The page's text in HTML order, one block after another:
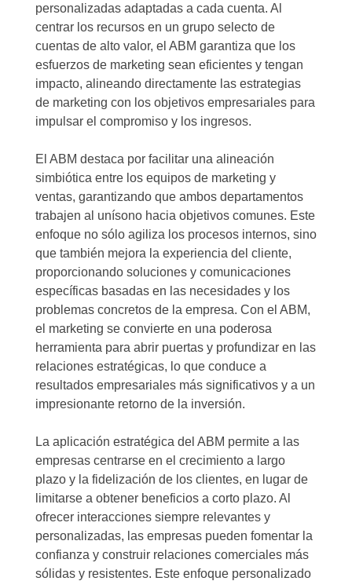
personalizadas adaptadas a cada cuenta. Al
centrar los recursos en un grupo selecto de
cuentas de alto valor, el ABM garantiza que los
esfuerzos de marketing sean eficientes y tengan
impacto, alineando directamente las estrategias
de marketing con los objetivos empresariales para
impulsar el compromiso y los ingresos.
El ABM destaca por facilitar una alineación
simbiótica entre los equipos de marketing y
ventas, garantizando que ambos departamentos
trabajen al unísono hacia objetivos comunes. Este
enfoque no sólo agiliza los procesos internos, sino
que también mejora la experiencia del cliente,
proporcionando soluciones y comunicaciones
específicas basadas en las necesidades y los
problemas concretos de la empresa. Con el ABM,
el marketing se convierte en una poderosa
herramienta para abrir puertas y profundizar en las
relaciones estratégicas, lo que conduce a
resultados empresariales más significativos y a un
impresionante retorno de la inversión.
La aplicación estratégica del ABM permite a las
empresas centrarse en el crecimiento a largo
plazo y la fidelización de los clientes, en lugar de
limitarse a obtener beneficios a corto plazo. Al
ofrecer interacciones siempre relevantes y
personalizadas, las empresas pueden fomentar la
confianza y construir relaciones comerciales más
sólidas y resistentes. Este enfoque personalizado